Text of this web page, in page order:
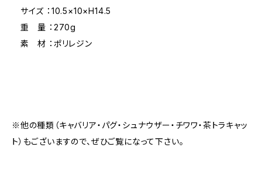
サイズ ：10.5×10×H14.5
重 量 ：270g
素 材 ：ポリレジン
※他の種類（キャバリア・パグ・シュナウザー・チワワ・茶トラキャッ
ト）もございますので、ぜひご覧になって下さい。